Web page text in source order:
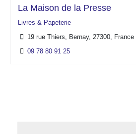
La Maison de la Presse
Livres & Papeterie
19 rue Thiers, Bernay, 27300, France
09 78 80 91 25